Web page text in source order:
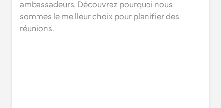
ambassadeurs. Découvrez pourquoi nous
sommes le meilleur choix pour planifier des
réunions.